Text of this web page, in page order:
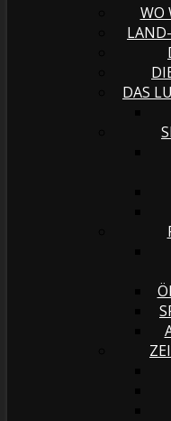
WO
DAS